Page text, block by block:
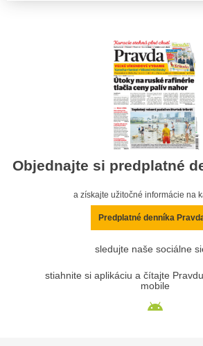
Objednajte si predplatné
a získajte užitočné informácie na
Predplatné denníka
sledujte naše sociálne
stiahnite si aplikáciu a čítajte
mobile